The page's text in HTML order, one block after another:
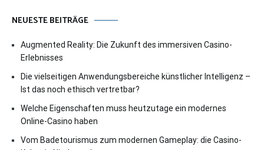
NEUESTE BEITRÄGE
Augmented Reality: Die Zukunft des immersiven Casino-
Erlebnisses
Die vielseitigen Anwendungsbereiche künstlicher Intelligenz –
Ist das noch ethisch vertretbar?
Welche Eigenschaften muss heutzutage ein modernes
Online-Casino haben
Vom Badetourismus zum modernen Gameplay: die Casino-